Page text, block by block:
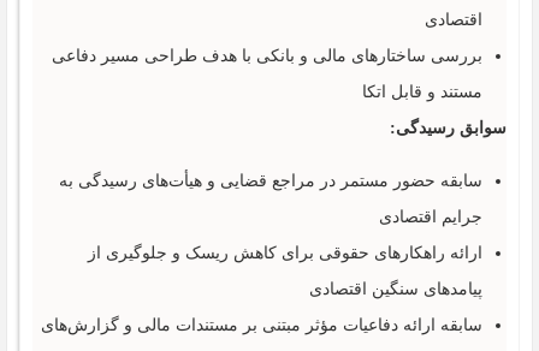
اقتصادی
بررسی ساختارهای مالی و بانکی با هدف طراحی مسیر دفاعی
مستند و قابل اتکا
سوابق رسیدگی:
سابقه حضور مستمر در مراجع قضایی و هیأت‌های رسیدگی به
جرایم اقتصادی
ارائه راهکارهای حقوقی برای کاهش ریسک و جلوگیری از
پیامدهای سنگین اقتصادی
سابقه ارائه دفاعیات مؤثر مبتنی بر مستندات مالی و گزارش‌های